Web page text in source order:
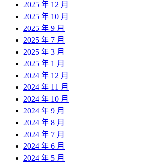
2025 年 12 月
2025 年 10 月
2025 年 9 月
2025 年 7 月
2025 年 3 月
2025 年 1 月
2024 年 12 月
2024 年 11 月
2024 年 10 月
2024 年 9 月
2024 年 8 月
2024 年 7 月
2024 年 6 月
2024 年 5 月